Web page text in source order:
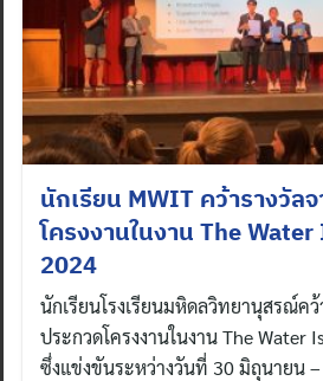
นักเรียน MWIT คว้ารางวัล
โครงงานในงาน The
2024
นักเรียนโรงเรียนมหิดลวิทยานุสรณ์คว้
ประกวดโครงงานในงาน The Water
ซึ่งแข่งขันระหว่างวันที่ 30 มิถุนายน